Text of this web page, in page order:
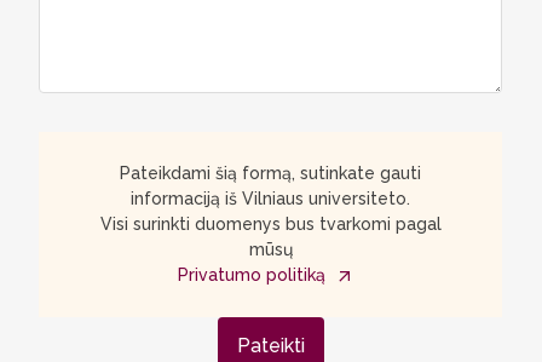
Pateikdami šią formą, sutinkate gauti
informaciją iš Vilniaus universiteto.
Visi surinkti duomenys bus tvarkomi pagal
mūsų
Privatumo politiką
Pateikti